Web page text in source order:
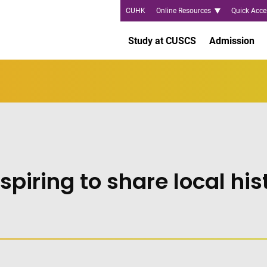
CUHK Online Resources Quick
Study at CUSCS Admission
to share local